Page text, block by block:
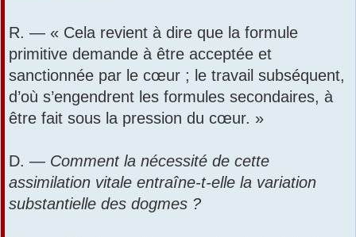
R. — « Cela revient à dire que la formule
primitive demande à être acceptée et
sanctionnée par le cœur ; le travail subséquent,
d’où s’engendrent les formules secondaires, à
être fait sous la pression du cœur. »
D. — Comment la nécessité de cette
assimilation vitale entraîne-t-elle la variation
substantielle des dogmes ?